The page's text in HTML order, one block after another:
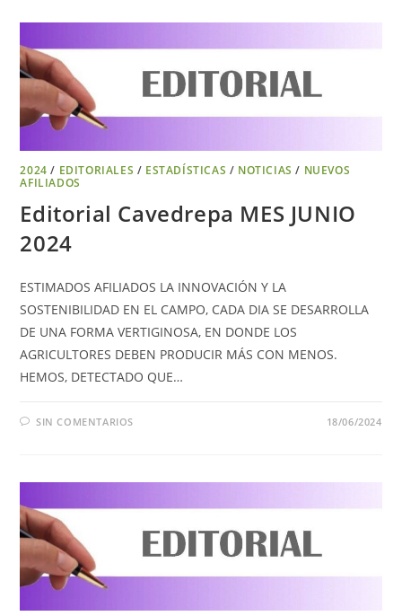
2024 / EDITORIALES / ESTADÍSTICAS / NOTICIAS / NUEVOS
AFILIADOS
Editorial Cavedrepa MES JUNIO
2024
ESTIMADOS AFILIADOS LA INNOVACIÓN Y LA
SOSTENIBILIDAD EN EL CAMPO, CADA DIA SE DESARROLLA
DE UNA FORMA VERTIGINOSA, EN DONDE LOS
AGRICULTORES DEBEN PRODUCIR MÁS CON MENOS.
HEMOS, DETECTADO QUE…
SIN COMENTARIOS 18/06/2024